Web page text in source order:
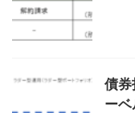
債
ー